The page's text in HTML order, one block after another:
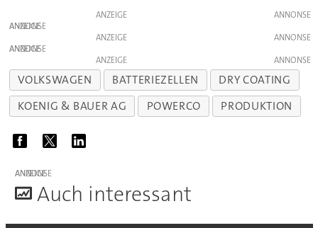
ANZEIGE
ANZEIGE
ANZEIGE
ANZEIGE
ANZEIGE
VOLKSWAGEN BATTERIEZELLEN
DRY COATING
KOENIG & BAUER AG
POWERCO PRODUKTION
ANZEIGE
Auch interessant